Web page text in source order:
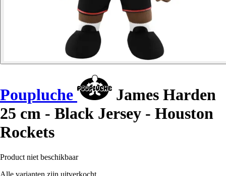
Poupluche
James Harden
25 cm - Black Jersey - Houston
Rockets
Product niet beschikbaar
Alle varianten zijn uitverkocht